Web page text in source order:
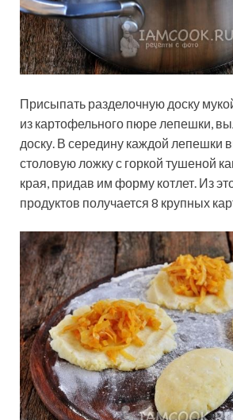
Присыпать разделочную доску
из картофельного пюре лепешки,
доску. В середину каждой лепешки
столовую ложку с горкой тушеной
края, придав им форму котлет. Из
продуктов получается 8 крупных